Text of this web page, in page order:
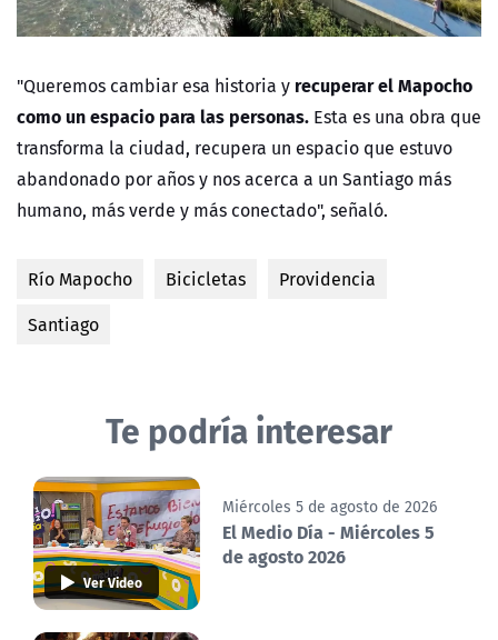
"Queremos cambiar esa historia y recuperar el Mapocho
como un espacio para las personas. Esta es una obra que
transforma la ciudad, recupera un espacio que estuvo
abandonado por años y nos acerca a un Santiago más
humano, más verde y más conectado", señaló.
Río Mapocho Bicicletas
Providencia
Santiago
Te podría interesar
Ver Video
Miércoles 5 de agosto de 2026
El Medio Día - Miércoles 5
de agosto 2026